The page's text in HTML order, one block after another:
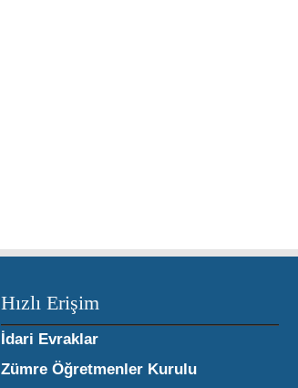
Hızlı Erişim
İdari Evraklar
Zümre Öğretmenler Kurulu